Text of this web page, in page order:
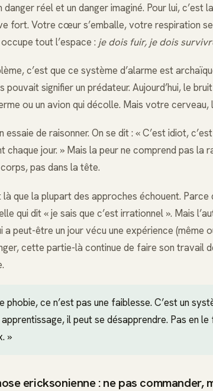
danger réel et un danger imaginé. Pour lui, c’est
fort. Votre cœur s’emballe, votre respiration
tout l’espace : je dois fuir, je dois
c’est que ce système d’alarme est
pouvait signifier un prédateur. Aujourd’hui, le
ou un avion qui décolle. Mais votre cerveau,
essaie de raisonner. On se dit : « C’est idiot,
chaque jour. » Mais la peur ne comprend pas
pas dans la tête.
là que la plupart des approches échouent.
qui dit « je sais que c’est irrationnel ». Mais
a peut-être un jour vécu une expérience
cette partie-là continue de faire son travail
phobie, ce n’est pas une faiblesse. C’est un
il peut se désapprendre. Pas en
»
ericksonienne : ne pas commander,